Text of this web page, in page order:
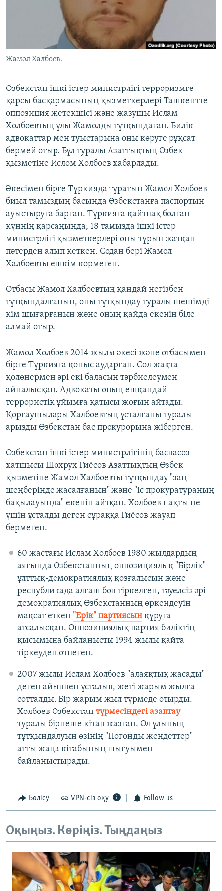
Басқа тілдерде
Жамол Халбоев.
Өзбекстан ішкі істер министрлігі терроризмге
қарсы басқармасының қызметкерлері Ташкентте
оппозиция жетекшісі және жазушы Ислам
Холбоевтың ұлы Жамолды тұтқындаған. Билік
адвокаттар мен туыстарына оны көруге рұқсат
бермей отыр. Бұл туралы Азаттықтың Өзбек
қызметіне Ислом Холбоев хабарлады.
Әкесімен бірге Түркияда тұратын Жамол Холбоев
биыл тамыздың басында Өзбекстанға паспортын
ауыстыруға барған. Түркияға қайтпақ болған
күннің қарсаңында, 18 тамызда ішкі істер
министрлігі қызметкерлері оны тұрып жатқан
пәтерден алып кеткен. Содан бері Жамол
Халбоевты ешкім көрмеген.
Отбасы Жамол Халбоевтың қандай негізбен
тұтқындалғанын, оны тұтқындау туралы шешімді
кім шығарғанын және оның қайда екенін біле
алмай отыр.
Жамол Холбоев 2014 жылы әкесі және отбасымен
бірге Түркияға қоныс аударған. Сол жақта
қолөнермен әрі екі баласын тәрбиелеумен
айналысқан. Адвокаты оның ешқандай
террористік ұйымға қатысы жоғын айтады.
Қорғаушылары Халбоевтың ұсталғаны туралы
арызды Өзбекстан бас прокурорына жіберген.
Өзбекстан ішкі істер министрлігінің баспасөз
хатшысы Шохрух Гиёсов Азаттықтың Өзбек
қызметіне Жамол Халбоевты тұтқындау "заң
шеңберінде жасалғанын" және "іс прокуратураның
бақылауында" екенін айтқан. Холбоев нақты не
үшін ұсталды деген сұраққа Гиёсов жауап
бермеген.
60 жастағы Ислам Холбоев 1980 жылдардың
аяғында Өзбекстанның оппозициялық "Бірлік"
ұлттық-демократиялық қозғалысын және
республикада алғаш боп тіркелген, тәуелсіз әрі
демократиялық Өзбекстанның өркендеуін
мақсат еткен "Ерік" партиясынқұруға
атсалысқан. Оппозициялық партия биліктің
қысымына байланысты 1994 жылы қайта
тіркеуден өтпеген.
2007 жылы Ислам Холбоев "алаяқтық жасады"
деген айыппен ұсталып, жеті жарым жылға
сотталды. Бір жарым жыл түрмеде отырды.
Холбоев Өзбекстан түрмесіндегі азаптау
туралы бірнеше кітап жазған. Ол ұлының
тұтқындалуын өзінің "Погонды жендеттер"
атты жаңа кітабының шығуымен
байланыстырады.
Бөлісу VPN-сіз оқу Follow us
Оқыңыз. Көріңіз. Тыңдаңыз